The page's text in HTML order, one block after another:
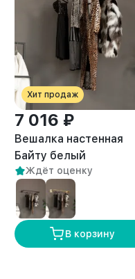
Хит продаж
7 016 ₽
Вешалка настенная
Байту белый
Ждёт оценку
В корзину